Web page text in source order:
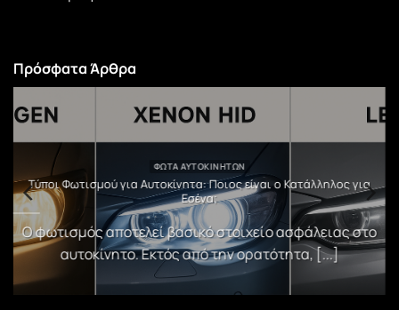
Πρόσφατα Άρθρα
ΦΏΤΑ ΑΥΤΟΚΙΝΉΤΩΝ
Τύποι Φωτισμού για Αυτοκίνητα: Ποιος είναι ο Κατάλληλος για
Εσένα;
Ο φωτισμός αποτελεί βασικό στοιχείο ασφάλειας στο
αυτοκίνητο. Εκτός από την ορατότητα, [...]